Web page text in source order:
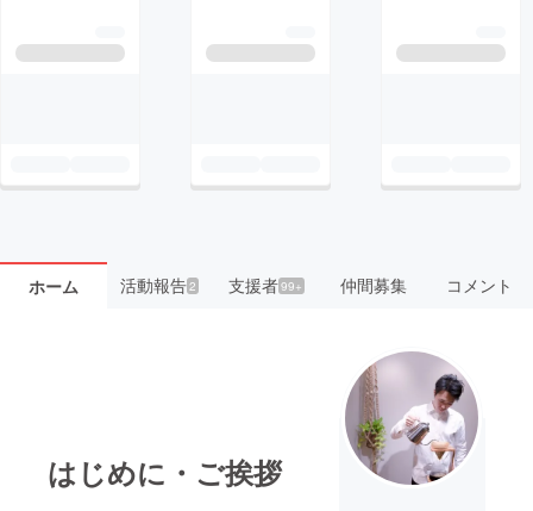
ホーム 活動報告2 支援者99+ 仲間募集 コメント
はじめに・ご挨拶